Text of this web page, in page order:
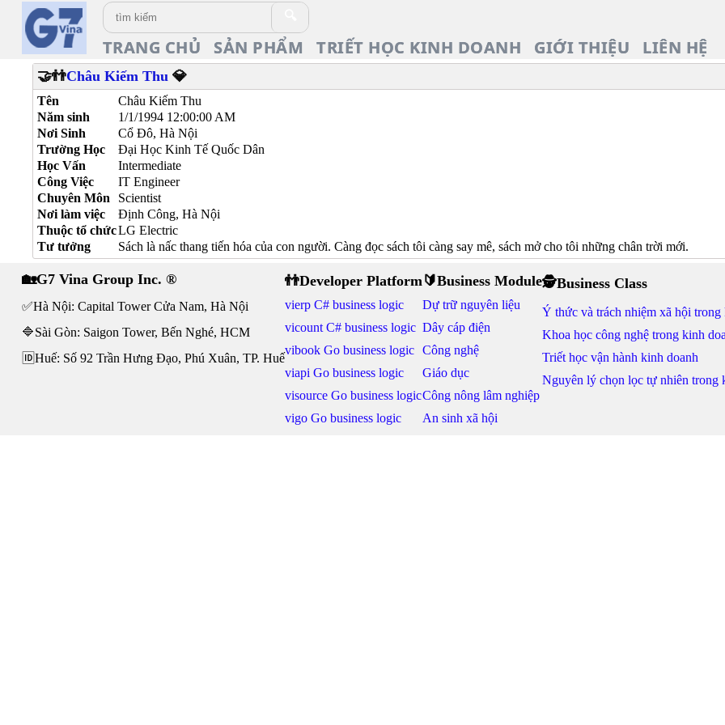
TRANG CHỦ SẢN PHẨM TRIẾT HỌC KINH DOANH GIỚI THIỆU LIÊN HỆ
🤝👬Châu Kiếm Thu 💎
Tên
Châu Kiếm Thu
Năm sinh
1/1/1994 12:00:00 AM
Nơi Sinh
Cổ Đô, Hà Nội
Trường Học
Đại Học Kinh Tế Quốc Dân
Học Vấn
Intermediate
Công Việc
IT Engineer
Chuyên Môn
Scientist
Nơi làm việc
Định Công, Hà Nội
Thuộc tổ chứcLG Electric
Tư tưởng
Sách là nấc thang tiến hóa của con người. Càng đọc sách tôi càng say mê, sách mở cho tôi những chân trời mới.
🏡G7 Vina Group Inc. ®
✅Hà Nội: Capital Tower Cửa Nam, Hà Nội
🔷Sài Gòn: Saigon Tower, Bến Nghé, HCM
🆔Huế: Số 92 Trần Hưng Đạo, Phú Xuân, TP. Huế
👬Developer Platform
vierp C# business logic
vicount C# business logic
vibook Go business logic
viapi Go business logic
visource Go business logic
vigo Go business logic
🔰Business Module
Dự trữ nguyên liệu
Dây cáp điện
Công nghệ
Giáo dục
Công nông lâm nghiệp
An sinh xã hội
🕵Business Class
Ý thức và trách nhiệm xã hội trong
Khoa học công nghệ trong kinh
Triết học vận hành kinh doanh
Nguyên lý chọn lọc tự nhiên trong